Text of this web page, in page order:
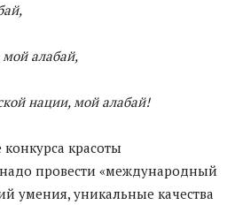
алабай,
нации, мой алабай!
красоты
провести «международный
умения, уникальные качества